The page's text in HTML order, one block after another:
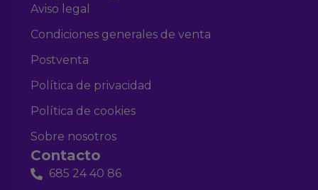
Aviso legal
Condiciones generales de venta
Postventa
Política de privacidad
Política de cookies
Sobre nosotros
Contacto
685 24 40 86